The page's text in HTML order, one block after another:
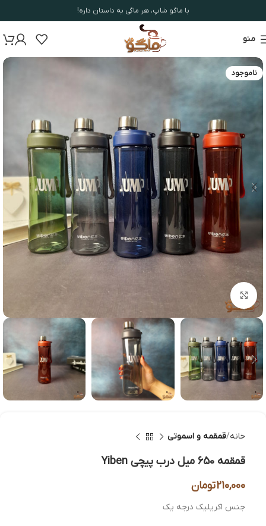
با ماگو شاپ، هر ماگی یه داستان داره!
منو
ناموجود
بزرگنمایی تصویر
خانه قمقمه و اسموتی
قمقمه 650 میل درب پیچی Yiben
210,000تومان
جنس اکریلیک درجه یک